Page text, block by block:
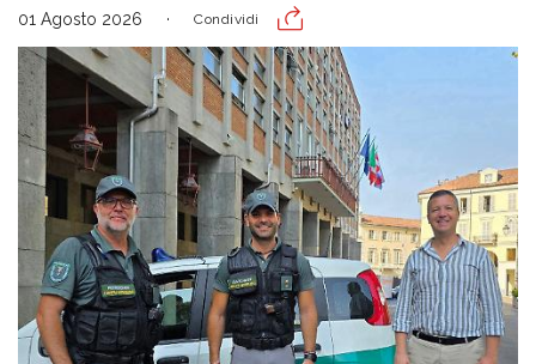
01 Agosto 2026 Condividi